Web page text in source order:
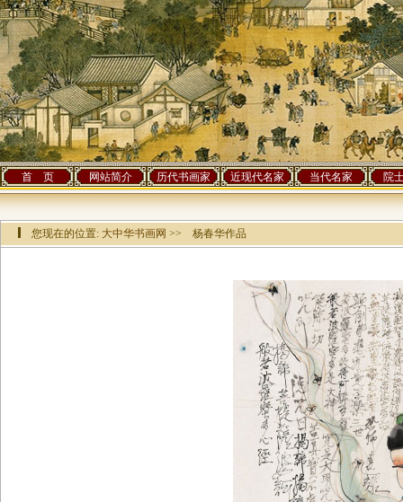
首 页 网站简介 历代书画家 近现代名家 当代名家 院
您现在的位置: 大中华书画网 >> 杨春华作品